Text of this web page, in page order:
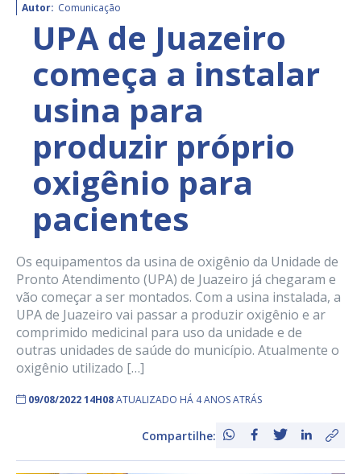
Autor: Comunicação
UPA de Juazeiro
começa a instalar
usina para
produzir próprio
oxigênio para
pacientes
Os equipamentos da usina de oxigênio da Unidade de
Pronto Atendimento (UPA) de Juazeiro já chegaram e
vão começar a ser montados. Com a usina instalada, a
UPA de Juazeiro vai passar a produzir oxigênio e ar
comprimido medicinal para uso da unidade e de
outras unidades de saúde do município. Atualmente o
oxigênio utilizado […]
09/08/2022 14H08ATUALIZADO HÁ 4 ANOS ATRÁS
Compartilhe: